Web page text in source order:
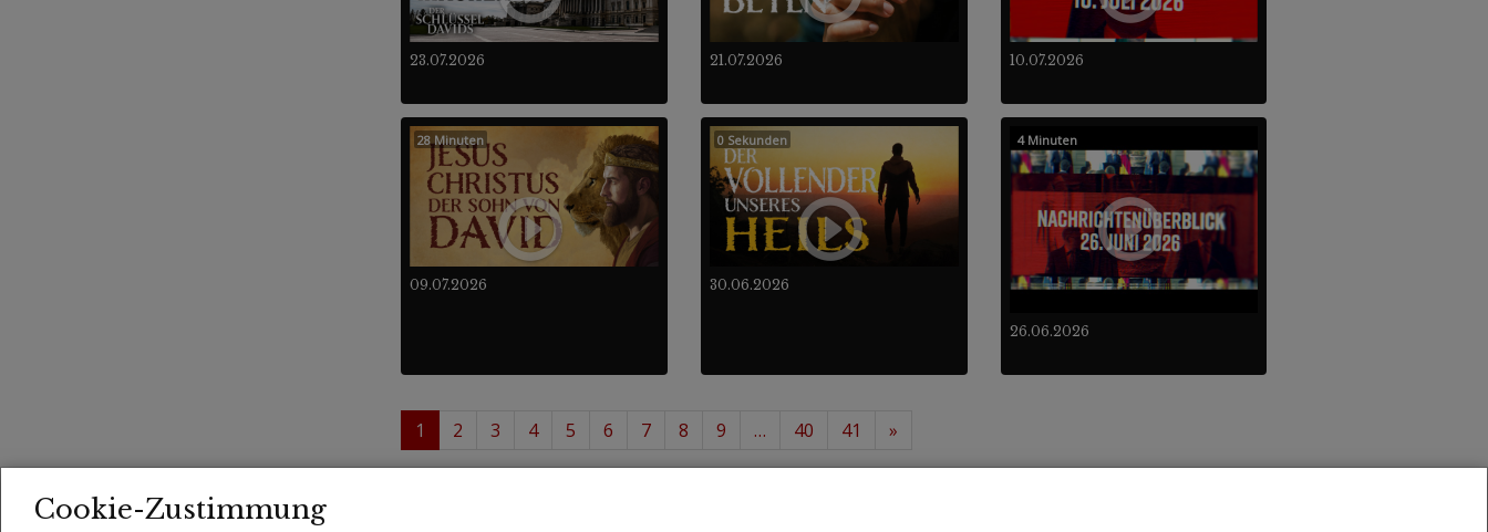
23.07.2026 21.07.2026 10.07.2026
09.07.2026
28 Minuten
30.06.2026
0 Sekunden
26.06.2026
4 Minuten
1 2 3 4 5 6 7 8 9 … 40 41
»
Cookie-Zustimmung